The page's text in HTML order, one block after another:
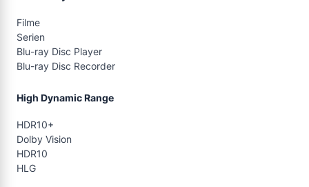
Filme
Serien
Blu-ray Disc Player
Blu-ray Disc Recorder
High Dynamic Range
HDR10+
Dolby Vision
HDR10
HLG